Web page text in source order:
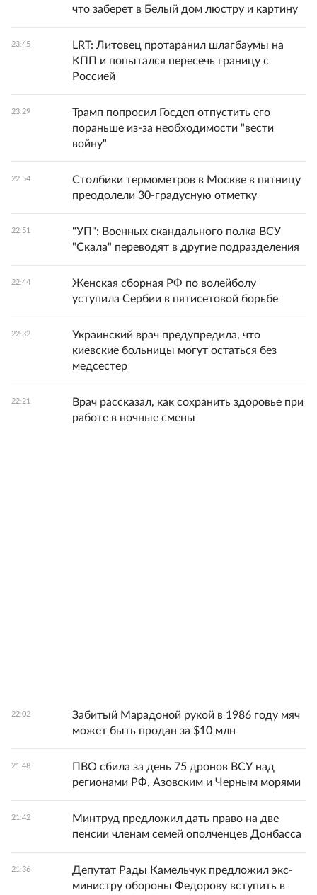
что заберет в Белый дом люстру и картину
23:45
LRT: Литовец протаранил шлагбаумы на
КПП и попытался пересечь границу с
Россией
23:29
Трамп попросил Госдеп отпустить его
пораньше из-за необходимости "вести
войну"
22:54
Столбики термометров в Москве в пятницу
преодолели 30-градусную отметку
22:51
"УП": Военных скандального полка ВСУ
"Скала" переводят в другие подразделения
22:44
Женская сборная РФ по волейболу
уступила Сербии в пятисетовой борьбе
22:32
Украинский врач предупредила, что
киевские больницы могут остаться без
медсестер
22:21
Врач рассказал, как сохранить здоровье при
работе в ночные смены
22:02
Забитый Марадоной рукой в 1986 году мяч
может быть продан за $10 млн
21:48
ПВО сбила за день 75 дронов ВСУ над
регионами РФ, Азовским и Черным морями
21:42
Минтруд предложил дать право на две
пенсии членам семей ополченцев Донбасса
21:36
Депутат Рады Камельчук предложил экс-
министру обороны Федорову вступить в